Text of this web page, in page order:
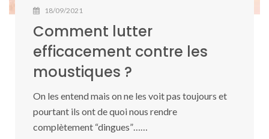
18/09/2021
Comment lutter
efficacement contre les
moustiques ?
On les entend mais on ne les voit pas toujours et
pourtant ils ont de quoi nous rendre
complètement “dingues”……